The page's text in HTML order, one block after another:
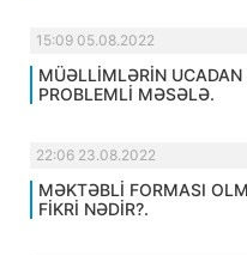
15:09 05.08.2022
MÜƏLLİMLƏRİN
PROBLEMLİ MƏSƏLƏ.
22:06 23.08.2022
MƏKTƏBLİ FORMASI
FİKRİ NƏDİR?.